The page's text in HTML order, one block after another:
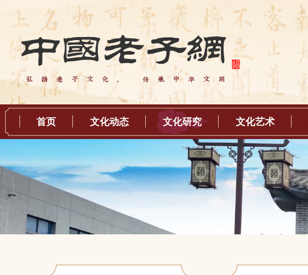
首页 文化动态 文化研究 文化艺术